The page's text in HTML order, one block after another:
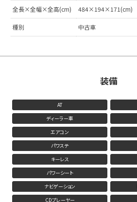
全長×全幅×全高(cm) 484×194×171(cm)
種別 中古車
装備
AT
ディーラー車
エアコン
パワステ
キーレス
パワーシート
ナビゲーション
CDプレーヤー